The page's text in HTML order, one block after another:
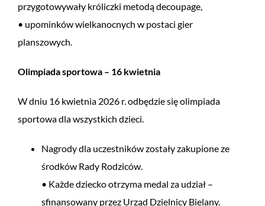
przygotowywały króliczki metodą decoupage,
• upominków wielkanocnych w postaci gier
planszowych.
Olimpiada sportowa – 16 kwietnia
W dniu 16 kwietnia 2026 r. odbędzie się olimpiada
sportowa dla wszystkich dzieci.
Nagrody dla uczestników zostały zakupione ze
środków Rady Rodziców.
• Każde dziecko otrzyma medal za udział –
sfinansowany przez Urząd Dzielnicy Bielany.